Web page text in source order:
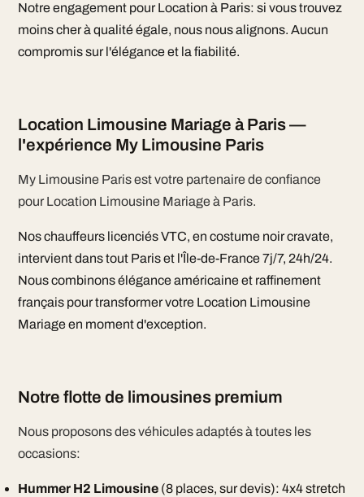
Notre engagement pour Location à Paris: si vous trouvez
moins cher à qualité égale, nous nous alignons. Aucun
compromis sur l'élégance et la fiabilité.
Location Limousine Mariage à Paris —
l'expérience My Limousine Paris
My Limousine Paris est votre partenaire de confiance
pour Location Limousine Mariage à Paris.
Nos chauffeurs licenciés VTC, en costume noir cravate,
intervient dans tout Paris et l'Île-de-France 7j/7, 24h/24.
Nous combinons élégance américaine et raffinement
français pour transformer votre Location Limousine
Mariage en moment d'exception.
Notre flotte de limousines premium
Nous proposons des véhicules adaptés à toutes les
occasions:
Hummer H2 Limousine(8 places, sur devis): 4x4 stretch